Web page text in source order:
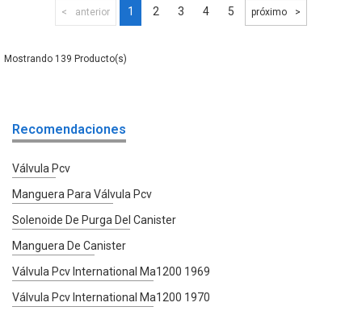
anterior 1 2 3 4 5 próximo
139
Recomendaciones
Válvula Pcv
Manguera Para Válvula Pcv
Solenoide De Purga Del Canister
Manguera De Canister
Válvula Pcv International Ma1200 1969
Válvula Pcv International Ma1200 1970